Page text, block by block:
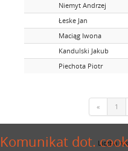
Komunikat dot.
Niemyt Andrzej
Łeske Jan
Maciąg Iwona
Kandulski Jakub
Piechota Piotr
« 1
Liczba